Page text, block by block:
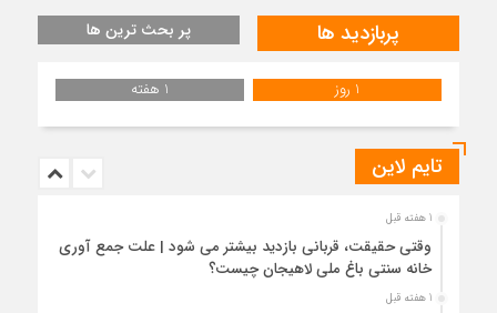
پربازدید ها پر بحث ترین ها
1 روز 1 هفته
تایم لاین
1 هفته قبل
وقتی حقیقت، قربانی بازدید بیشتر می شود | علت جمع آوری
خانه سنتی باغ ملی لاهیجان چیست؟
1 هفته قبل